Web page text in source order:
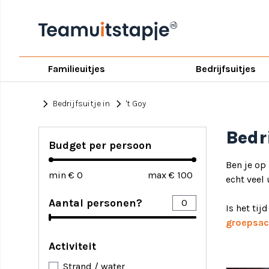
Familieuitjes Bedrijfsuitjes
chevron_right Bedrijfsuitje in chevron_right 't Goy
Budget per persoon
min € max €
Aantal personen?
Activiteit
Strand / water
Ben je op
echt veel
Is het tijd